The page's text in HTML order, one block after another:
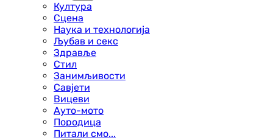
Култура
Сцена
Наука и технологија
Љубав и секс
Здравље
Стил
Занимљивости
Савјети
Вицеви
Ауто-мото
Породица
Питали смо...